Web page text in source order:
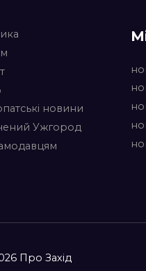
новини
Ужгород
Про Захід